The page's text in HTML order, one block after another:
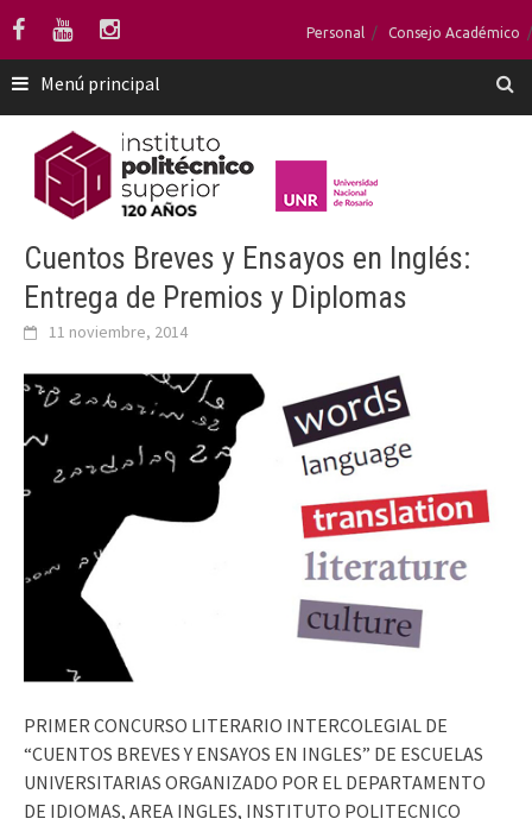
Saltar
contenido
Personal Consejo Académico
Menú principal
Cuentos Breves y Ensayos en Inglés:
Entrega de Premios y Diplomas
11 noviembre, 2014
PRIMER CONCURSO LITERARIO INTERCOLEGIAL DE
“CUENTOS BREVES Y ENSAYOS EN INGLES” DE ESCUELAS
UNIVERSITARIAS ORGANIZADO POR EL DEPARTAMENTO
DE IDIOMAS, AREA INGLES, INSTITUTO POLITECNICO